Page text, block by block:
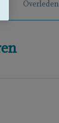
Overleden